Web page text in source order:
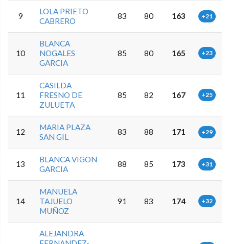
9
LOLA PRIETO
CABRERO
83 80 163 +21
10
BLANCA
NOGALES
GARCIA
85 80 165 +23
11
CASILDA
FRESNO DE
ZULUETA
85 82 167 +25
12
MARIA PLAZA
SAN GIL
83 88 171 +29
13
BLANCA VIGON
GARCIA
88 85 173 +31
14
MANUELA
TAJUELO
MUÑOZ
91 83 174 +32
ALEJANDRA